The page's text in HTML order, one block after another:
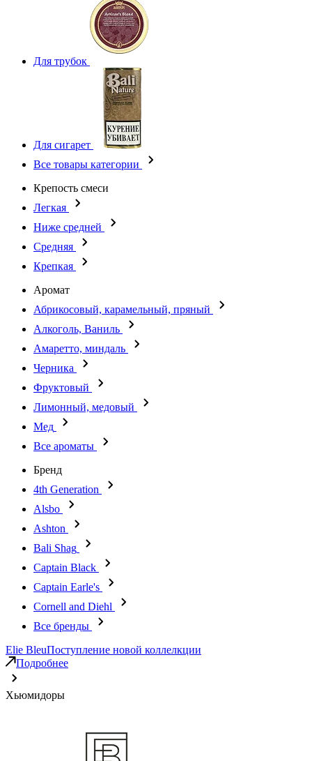
Для трубок
Для сигарет
Все товары категории
Крепость смеси
Легкая
Ниже средней
Средняя
Крепкая
Аромат
Абрикосовый, карамельный, пряный
Алкоголь, Ваниль
Амаретто, миндаль
Черника
Фруктовый
Лимонный, медовый
Мед
Все ароматы
Бренд
4th Generation
Alsbo
Ashton
Bali Shag
Captain Black
Captain Earle's
Cornell and Diehl
Все бренды
Elie BleuПоступление новой коллелкции
Подробнее
Хьюмидоры